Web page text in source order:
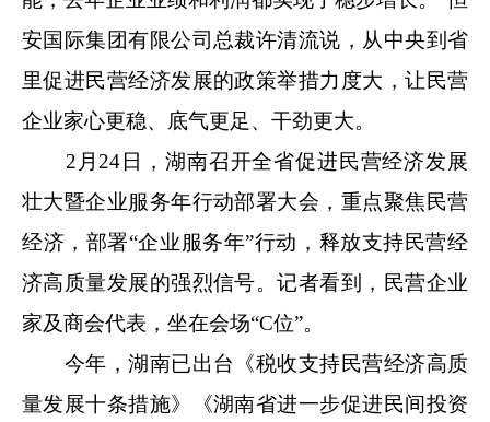
安国际集团有限公司总裁许清流说，从中央到省
里促进民营经济发展的政策举措力度大，让民营
企业家心更稳、底气更足、干劲更大。
2月24日，湖南召开全省促进民营经济发展
壮大暨企业服务年行动部署大会，重点聚焦民营
经济，部署“企业服务年”行动，释放支持民营经
济高质量发展的强烈信号。记者看到，民营企业
家及商会代表，坐在会场“C位”。
今年，湖南已出台《税收支持民营经济高质
量发展十条措施》《湖南省进一步促进民间投资